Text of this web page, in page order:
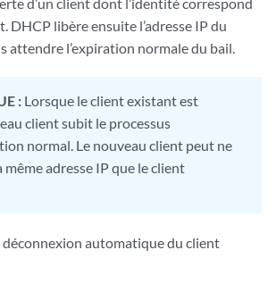
DHCP libère ensuite l’adresse IP du
attendre l’expiration normale du bail.
: Lorsque le client existant est
client subit le processus
normal. Le nouveau client peut ne
même adresse IP que le client
automatique du client